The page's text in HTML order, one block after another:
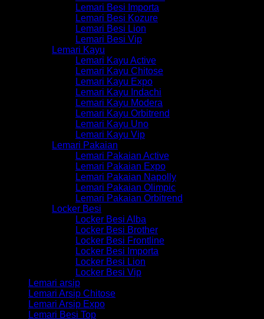
Lemari Besi Importa
Lemari Besi Kozure
Lemari Besi Lion
Lemari Besi Vip
Lemari Kayu
Lemari Kayu Active
Lemari Kayu Chitose
Lemari Kayu Expo
Lemari Kayu Indachi
Lemari Kayu Modera
Lemari Kayu Orbitrend
Lemari Kayu Uno
Lemari Kayu Vip
Lemari Pakaian
Lemari Pakaian Active
Lemari Pakaian Expo
Lemari Pakaian Napolly
Lemari Pakaian Olimpic
Lemari Pakaian Orbitrend
Locker Besi
Locker Besi Alba
Locker Besi Brother
Locker Besi Frontline
Locker Besi Importa
Locker Besi Lion
Locker Besi Vip
Lemari arsip
Lemari Arsip Chitose
Lemari Arsip Expo
Lemari Besi Top